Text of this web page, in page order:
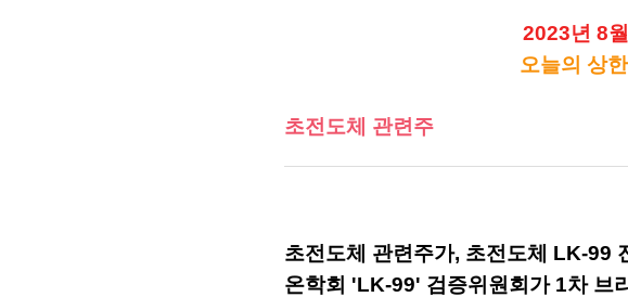
2023년 8
오늘의 상
초전도체 관련주
초전도체 관련주가, 초전도체 LK-99
온학회 'LK-99' 검증위원회가 1차 브